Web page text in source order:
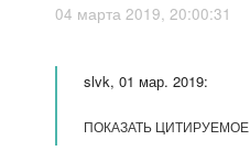
04 марта 2019, 20:00:31
slvk, 01 мар. 2019:
ПОКАЗАТЬ